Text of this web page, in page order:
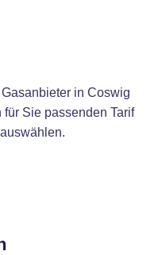
in Coswig
Sie passenden Tarif